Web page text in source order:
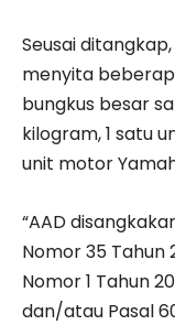
Seusai
menyita
bungkus besar
kilogram, 1 satu
unit motor
“AAD
Nomor 35 Tahun
Nomor 1 Tahun
dan/atau Pasal